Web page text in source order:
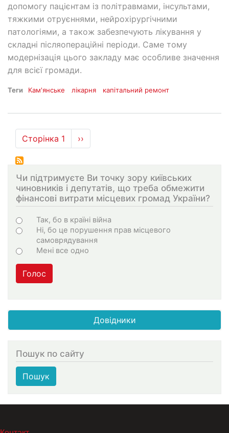
допомогу пацієнтам із політравмами, інсультами,
тяжкими отруєннями, нейрохірургічними
патологіями, а також забезпечують лікування у
складні післяопераційні періоди. Саме тому
модернізація цього закладу має особливе значення
для всієї громади.
Теги Кам'янське лікарня капітальний ремонт
Розбивка
на
сторінки
Сторінка 1
Наступна
сторінка
››
Чи підтримуєте Ви точку зору київських
чиновників і депутатів, що треба обмежити
фінансові витрати місцевих громад України?
Варіанти
Так, бо в країні війна
Ні, бо це порушення прав місцевого
самоврядування
Мені все одно
Голос
Довідники
Пошук по сайту
Пошук
МЕНЮ В ПОДВАЛЕ